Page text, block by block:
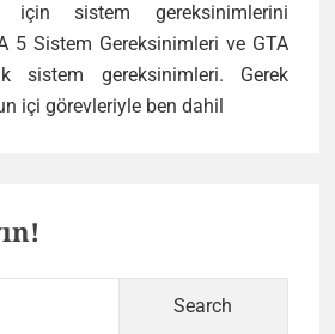
sistem gereksinimlerini
5 Sistem Gereksinimleri ve GTA
gereksinimleri. Gerek
içi görevleriyle ben dahil